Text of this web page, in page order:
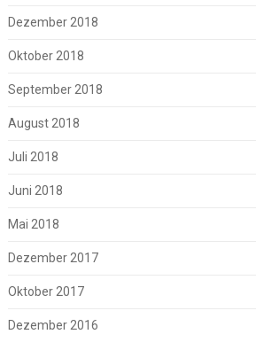
Dezember 2018
Oktober 2018
September 2018
August 2018
Juli 2018
Juni 2018
Mai 2018
Dezember 2017
Oktober 2017
Dezember 2016